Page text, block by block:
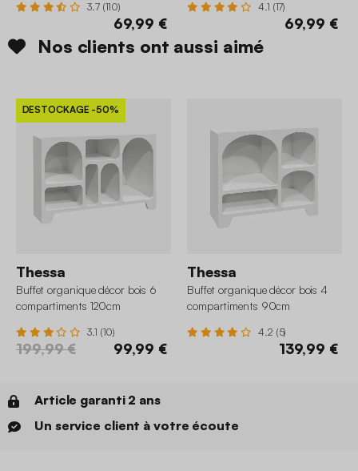
3.7 (110)
69,99 €
4.1 (17)
69,99 €
Nos clients ont aussi aimé
DESTOCKAGE -50%
Thessa
Buffet organique décor bois 6
compartiments 120cm
3.1 (10)
199,99 € 99,99 €
Thessa
Buffet organique décor bois 4
compartiments 90cm
4.2 (5)
139,99 €
Article garanti 2 ans
Un service client à votre écoute